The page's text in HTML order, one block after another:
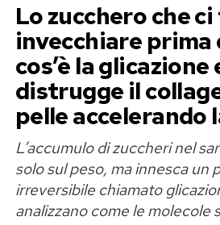
un po’ di capelli, sono venuta
questo trattamento. Ora non
farmaco perché non ne ho più
è quanto», ha spiegato la
Parole con cui ha confermato
percorso terapeutico e di
adesso sul recupero degli
periodo.
Lo zucchero che ci
invecchiare prima
cos’è la glicazione
distrugge il
pelle accelerando
L’accumulo di zuccheri nel
solo sul peso, ma innesca un
irreversibile chiamato
analizzano come le molecole